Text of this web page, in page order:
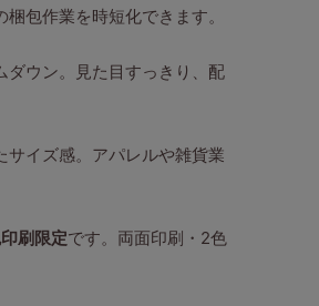
包作業を時短化できます。
ダウン。見た目すっきり、配
イズ感。アパレルや雑貨業
刷限定です。両面印刷・2色